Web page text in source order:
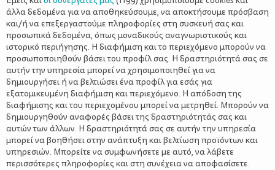
άλλα δεδομένα για να αποθηκεύσουμε, να αποκτήσουμε πρόσβαση
και/ή να επεξεργαστούμε πληροφορίες στη συσκευή σας και
προσωπικά δεδομένα, όπως μοναδικούς αναγνωριστικούς και
ιστορικό περιήγησης. Η διαφήμιση και το περιεχόμενο μπορούν να
προσωποποιηθούν βάσει του προφίλ σας. Η δραστηριότητά σας σε
αυτήν την υπηρεσία μπορεί να χρησιμοποιηθεί για να
δημιουργήσει ή να βελτιώσει ένα προφίλ για εσάς για
εξατομικευμένη διαφήμιση και περιεχόμενο. Η απόδοση της
διαφήμισης και του περιεχομένου μπορεί να μετρηθεί. Μπορούν να
δημιουργηθούν αναφορές βάσει της δραστηριότητάς σας και
αυτών των άλλων. Η δραστηριότητά σας σε αυτήν την υπηρεσία
μπορεί να βοηθήσει στην ανάπτυξη και βελτίωση προϊόντων και
υπηρεσιών. Μπορείτε να συμφωνήσετε με αυτό, να λάβετε
περισσότερες πληροφορίες και στη συνέχεια να αποφασίσετε.